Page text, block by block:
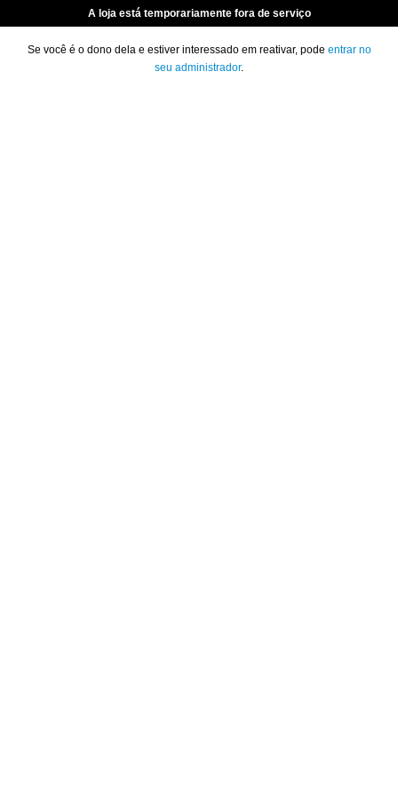
A loja está temporariamente fora de serviço
Se você é o dono dela e estiver interessado em reativar, pode entrar no
seu administrador.